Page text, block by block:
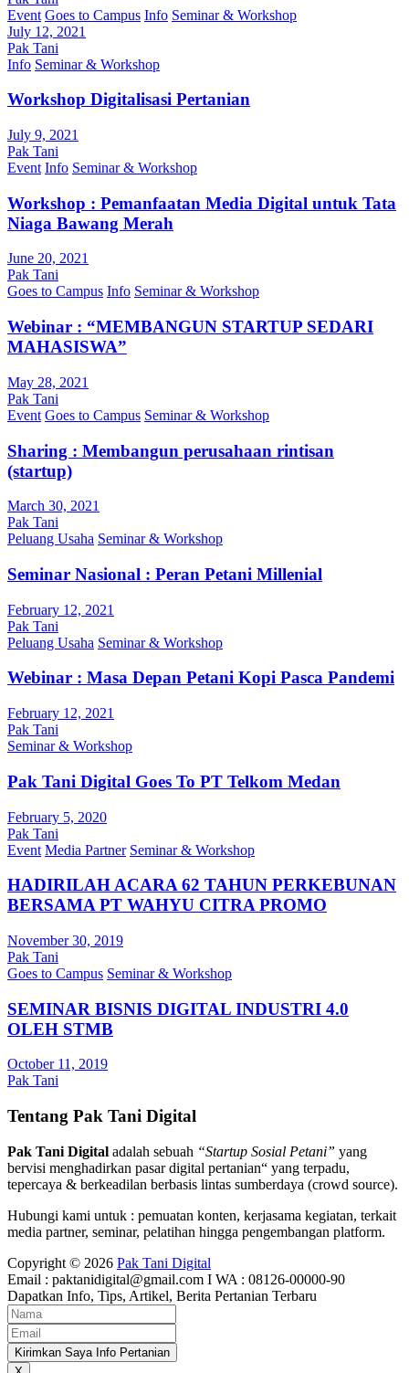
Event Goes to Campus Info Seminar & Workshop
July 12, 2021
Pak Tani
Info Seminar & Workshop
Workshop Digitalisasi Pertanian
July 9, 2021
Pak Tani
Event Info Seminar & Workshop
Workshop : Pemanfaatan Media Digital untuk Tata
Niaga Bawang Merah
June 20, 2021
Pak Tani
Goes to Campus Info Seminar & Workshop
Webinar : “MEMBANGUN STARTUP SEDARI
MAHASISWA”
May 28, 2021
Pak Tani
Event Goes to Campus Seminar & Workshop
Sharing : Membangun perusahaan rintisan
(startup)
March 30, 2021
Pak Tani
Peluang Usaha Seminar & Workshop
Seminar Nasional : Peran Petani Millenial
February 12, 2021
Pak Tani
Peluang Usaha Seminar & Workshop
Webinar : Masa Depan Petani Kopi Pasca Pandemi
February 12, 2021
Pak Tani
Seminar & Workshop
Pak Tani Digital Goes To PT Telkom Medan
February 5, 2020
Pak Tani
Event Media Partner Seminar & Workshop
HADIRILAH ACARA 62 TAHUN PERKEBUNAN
BERSAMA PT WAHYU CITRA PROMO
November 30, 2019
Pak Tani
Goes to Campus Seminar & Workshop
SEMINAR BISNIS DIGITAL INDUSTRI 4.0
OLEH STMB
October 11, 2019
Pak Tani
Tentang Pak Tani Digital
Pak Tani Digital adalah sebuah “Startup Sosial Petani” yang
bervisi menghadirkan pasar digital pertanian“ yang terpadu,
tepercaya & berkeadilan berbasis lintas sumberdaya (crowd source).
Hubungi kami untuk : pemuatan konten, kerjasama kegiatan, terkait
media partner, seminar, pelatihan hingga pengembangan platform.
Copyright © 2026 Pak Tani Digital
Email : paktanidigital@gmail.com I WA : 08126-00000-90
Dapatkan Info, Tips, Artikel, Berita Pertanian Terbaru
Kirimkan Saya Info Pertanian